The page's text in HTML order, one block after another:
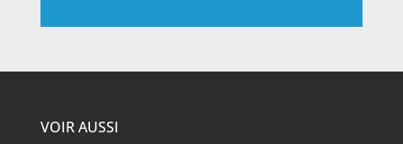
VOIR AUSSI